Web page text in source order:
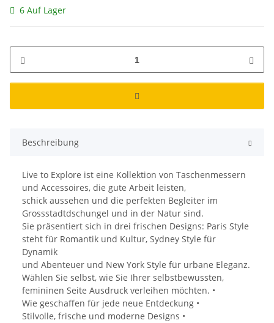
6 Auf Lager
Beschreibung
Live to Explore ist eine Kollektion von Taschenmessern
und Accessoires, die gute Arbeit leisten,
schick aussehen und die perfekten Begleiter im
Grossstadtdschungel und in der Natur sind.
Sie präsentiert sich in drei frischen Designs: Paris Style
steht für Romantik und Kultur, Sydney Style für
Dynamik
und Abenteuer und New York Style für urbane Eleganz.
Wählen Sie selbst, wie Sie Ihrer selbstbewussten,
femininen Seite Ausdruck verleihen möchten. •
Wie geschaffen für jede neue Entdeckung •
Stilvolle, frische und moderne Designs •